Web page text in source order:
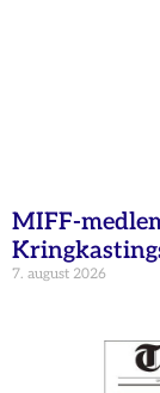
MIFF-
7. august 2026